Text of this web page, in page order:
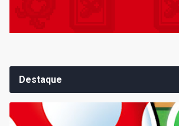
Destaque